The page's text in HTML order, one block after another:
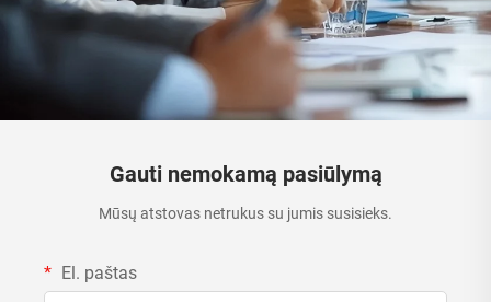
Gauti nemokamą pasiūlymą
Mūsų atstovas netrukus su jumis susisieks.
El. paštas